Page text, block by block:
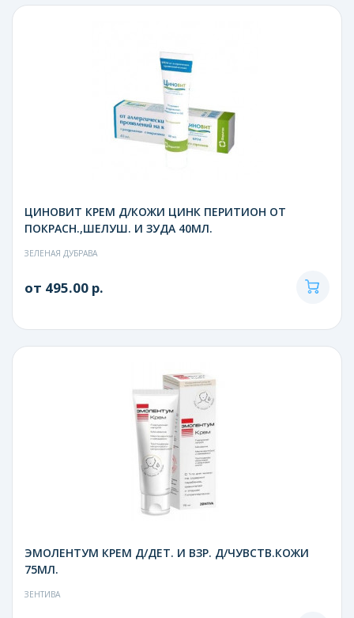
ЦИНОВИТ КРЕМ Д/КОЖИ ЦИНК ПЕРИТИОН ОТ
ПОКРАСН.,ШЕЛУШ. И ЗУДА 40МЛ.
ЗЕЛЕНАЯ ДУБРАВА
от 495.00 р.
ЭМОЛЕНТУМ КРЕМ Д/ДЕТ. И ВЗР. Д/ЧУВСТВ.КОЖИ
75МЛ.
ЗЕНТИВА